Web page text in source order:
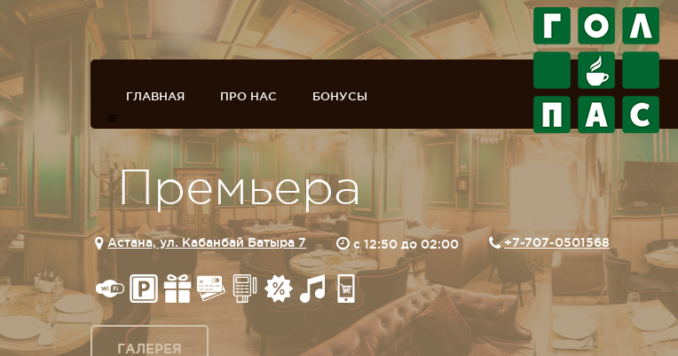
ГЛАВНАЯ ПРО НАС БОНУСЫ
Премьера
Астана, ул. Кабанбай Батыра 7 c 12:50 до 02:00 +7-707-0501568
ГАЛЕРЕЯ